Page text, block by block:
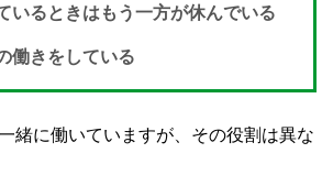
いるときはもう一方が休んでいる
働きをしている
緒に働いていますが、その役割は異な